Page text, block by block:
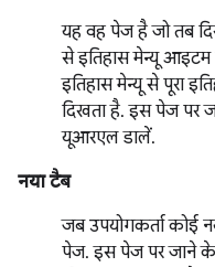
यह वह पेज है जो तब
से इतिहास मेन्यू
इतिहास मेन्यू से पूरा
दिखता है. इस पेज पर
यूआरएल डालें.
नया टैब
जब उपयोगकर्ता कोई
पेज. इस पेज पर जाने